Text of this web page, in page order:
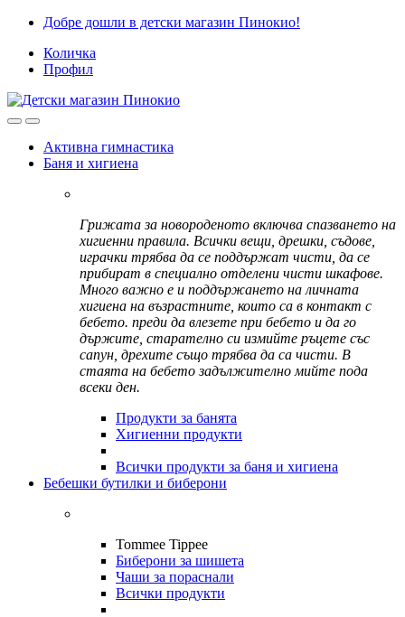
Skip
navigation
Skip
content
Добре дошли в детски магазин Пинокио!
Количка
Профил
Активна гимнастика
Баня и хигиена
Грижата за новороденото включва спазването на
хигиенни правила. Всички вещи, дрешки, съдове,
играчки трябва да се поддържат чисти, да се
прибират в специално отделени чисти шкафове.
Много важно е и поддържането на личната
хигиена на възрастните, които са в контакт с
бебето. преди да влезете при бебето и да го
държите, старателно си измийте ръцете със
сапун, дрехите също трябва да са чисти. В
стаята на бебето задължително мийте пода
всеки ден.
Продукти за банята
Хигиенни продукти
Всички продукти за баня и хигиена
Бебешки бутилки и биберони
Tommee Tippee
Биберони за шишета
Чаши за пораснали
Всички продукти